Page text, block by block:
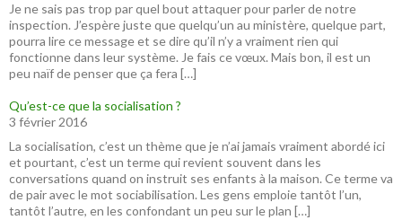
Je ne sais pas trop par quel bout attaquer pour parler de notre
inspection. J’espère juste que quelqu’un au ministère, quelque part,
pourra lire ce message et se dire qu’il n’y a vraiment rien qui
fonctionne dans leur système. Je fais ce vœux. Mais bon, il est un
peu naïf de penser que ça fera […]
Qu’est-ce que la socialisation ?
3 février 2016
La socialisation, c’est un thème que je n’ai jamais vraiment abordé ici
et pourtant, c’est un terme qui revient souvent dans les
conversations quand on instruit ses enfants à la maison. Ce terme va
de pair avec le mot sociabilisation. Les gens emploie tantôt l’un,
tantôt l’autre, en les confondant un peu sur le plan […]